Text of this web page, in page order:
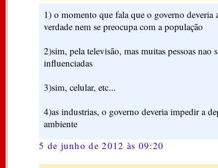
1) o momento que fala que o governo deveria
verdade nem se preocupa com a população
2)sim, pela televisão, mas muitas pessoas nao
influenciadas
3)sim, celular, etc...
4)as industrias, o governo deveria impedir a
ambiente
5 de junho de 2012 às 09:20